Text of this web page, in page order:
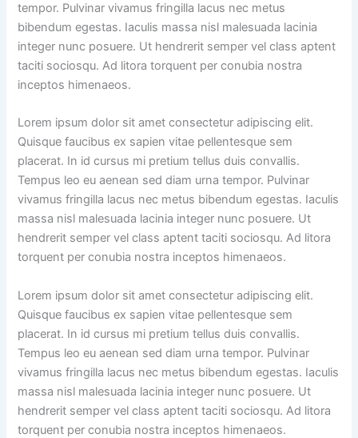
tempor. Pulvinar vivamus fringilla lacus nec metus
bibendum egestas. Iaculis massa nisl malesuada lacinia
integer nunc posuere. Ut hendrerit semper vel class aptent
taciti sociosqu. Ad litora torquent per conubia nostra
inceptos himenaeos.
Lorem ipsum dolor sit amet consectetur adipiscing elit.
Quisque faucibus ex sapien vitae pellentesque sem
placerat. In id cursus mi pretium tellus duis convallis.
Tempus leo eu aenean sed diam urna tempor. Pulvinar
vivamus fringilla lacus nec metus bibendum egestas. Iaculis
massa nisl malesuada lacinia integer nunc posuere. Ut
hendrerit semper vel class aptent taciti sociosqu. Ad litora
torquent per conubia nostra inceptos himenaeos.
Lorem ipsum dolor sit amet consectetur adipiscing elit.
Quisque faucibus ex sapien vitae pellentesque sem
placerat. In id cursus mi pretium tellus duis convallis.
Tempus leo eu aenean sed diam urna tempor. Pulvinar
vivamus fringilla lacus nec metus bibendum egestas. Iaculis
massa nisl malesuada lacinia integer nunc posuere. Ut
hendrerit semper vel class aptent taciti sociosqu. Ad litora
torquent per conubia nostra inceptos himenaeos.